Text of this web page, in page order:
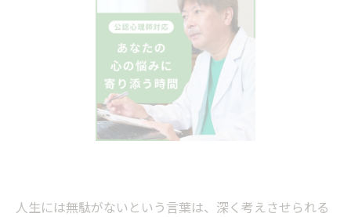
人生には無駄がないという言葉は、深く考えさせられる